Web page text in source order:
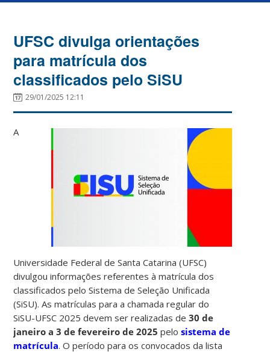
UFSC divulga orientações
para matrícula dos
classificados pelo SiSU
29/01/2025 12:11
A
Universidade Federal de Santa Catarina (UFSC)
divulgou informações referentes à matrícula dos
classificados pelo Sistema de Seleção Unificada
(SiSU). As matrículas para a chamada regular do
SiSU-UFSC 2025 devem ser realizadas de30 de
janeiro a 3 de fevereiro de 2025 pelo sistema de
matrícula. O período para os convocados da lista